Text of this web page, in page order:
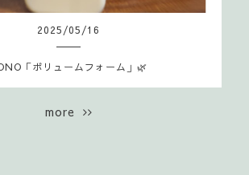
2025/05/16
「ボリュームフォーム」🌿
more